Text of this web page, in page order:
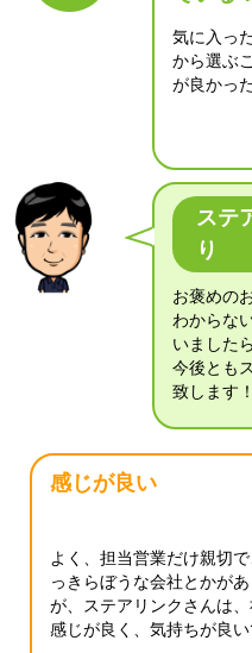
気に入っ
から選ぶ
が良かっ
ステ
り
お褒めの
わからな
いました
今後とも
致します！
感じが良い
よく、担当営業だけ親切
っきらぼうな会社とかが
が、ステアリンクさんは
感じが良く、気持ちが良い